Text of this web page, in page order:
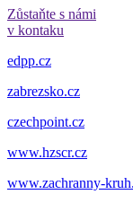
Zůstaňte s námi
v kontaku
edpp.cz
zabrezsko.cz
czechpoint.cz
www.hzscr.cz
www.zachranny-